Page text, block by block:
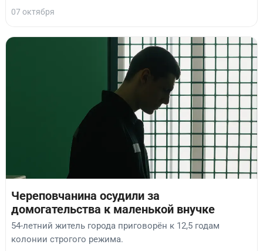
07 октября
Череповчанина осудили за
домогательства к маленькой внучке
54-летний житель города приговорён к 12,5 годам
колонии строгого режима.